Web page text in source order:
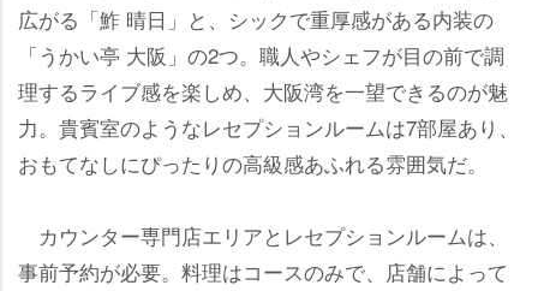
広がる「鮓 晴日」と、シックで重厚感がある内装の
「うかい亭 大阪」の2つ。職人やシェフが目の前で調
理するライブ感を楽しめ、大阪湾を一望できるのが魅
力。貴賓室のようなレセプションルームは7部屋あり、
おもてなしにぴったりの高級感あふれる雰囲気だ。
カウンター専門店エリアとレセプションルームは、
事前予約が必要。料理はコースのみで、店舗によって